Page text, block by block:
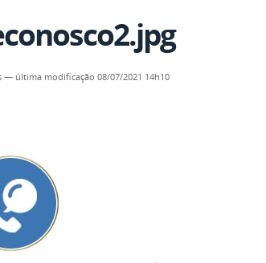
— última modificação 08/07/2021 14h10